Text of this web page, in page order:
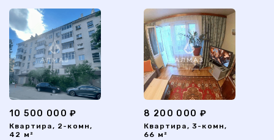
10 500 000 ₽
Квартира, 2-комн,
42 м²
8 200 000 ₽
Квартира, 3-комн,
66 м²